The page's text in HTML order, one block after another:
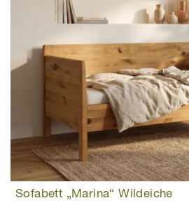
Sofabett „Marina“ Wildeiche